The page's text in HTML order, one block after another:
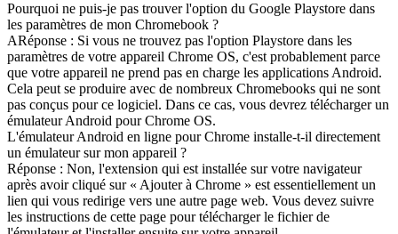
Pourquoi ne puis-je pas trouver l'option du Google Playstore dans
les paramètres de mon Chromebook ?
ARéponse : Si vous ne trouvez pas l'option Playstore dans les
paramètres de votre appareil Chrome OS, c'est probablement parce
que votre appareil ne prend pas en charge les applications Android.
Cela peut se produire avec de nombreux Chromebooks qui ne sont
pas conçus pour ce logiciel. Dans ce cas, vous devrez télécharger un
émulateur Android pour Chrome OS.
L'émulateur Android en ligne pour Chrome installe-t-il directement
un émulateur sur mon appareil ?
Réponse : Non, l'extension qui est installée sur votre navigateur
après avoir cliqué sur « Ajouter à Chrome » est essentiellement un
lien qui vous redirige vers une autre page web. Vous devez suivre
les instructions de cette page pour télécharger le fichier de